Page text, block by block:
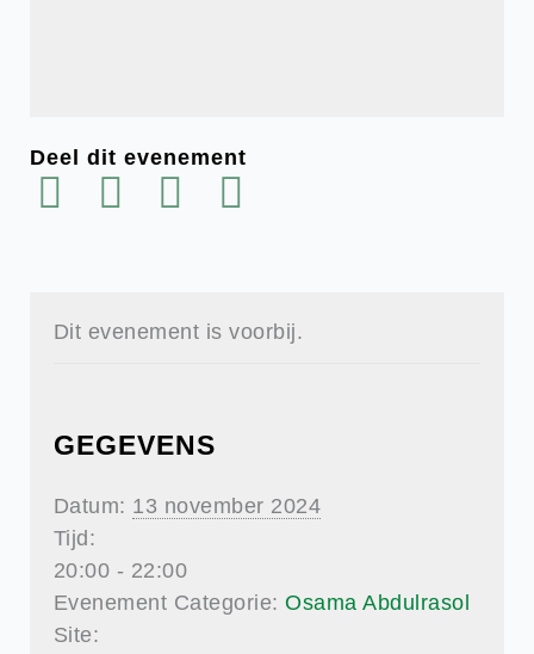
Deel dit evenement
Dit evenement is voorbij.
GEGEVENS
Datum: 13 november 2024
Tijd:
20:00 - 22:00
Evenement Categorie: Osama Abdulrasol
Site: